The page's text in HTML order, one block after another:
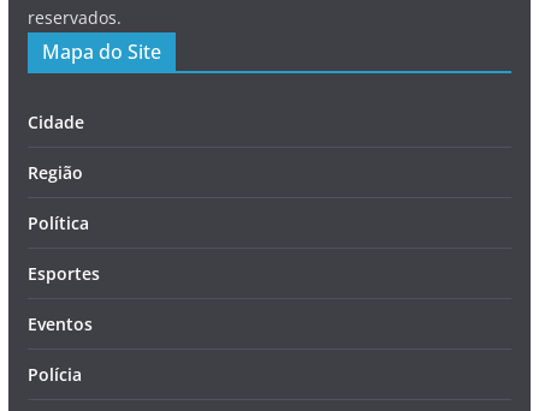
reservados.
Mapa do Site
Cidade
Região
Política
Esportes
Eventos
Polícia